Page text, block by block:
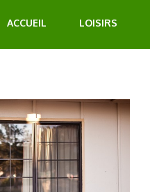
ACCUEIL LOISIRS